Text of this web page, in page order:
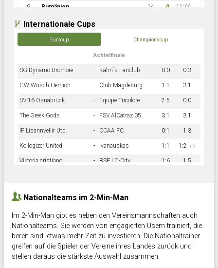
9 Rumänien 14 0 12:60
Internationale Cups
Eurocup Championscup
Achtelfinale
SG Dynamo Dromore - Kahn´s Fanclub 0:0 0:3
GW Wusch Herrlich - Club Magdeburg 1:1 3:1
SV 16 Osnabrück - Equipe Tricolore 2:5 0:0
The Greek Gods - FSV AlCatraz 05 3:1 3:1
IF Lisannvellir Utd. - CCAA FC 0:1 1:3
Kollogizer United - Ivanauskas 1:1 1:2 n.V.
Viktoria cristiano - BSF LO-City 1:6 1:5
Nationalteams im 2-Min-Man
Im 2-Min-Man gibt es neben den Vereinsmannschaften auch
Nationalteams. Sie werden von engagierten Usern trainiert, die
bereit sind, etwas mehr Zeit zu investieren. Die Nationaltrainer
greifen auf die Spieler der Vereine ihres Landes zurück und
stellen daraus die stärkste Auswahl zusammen.